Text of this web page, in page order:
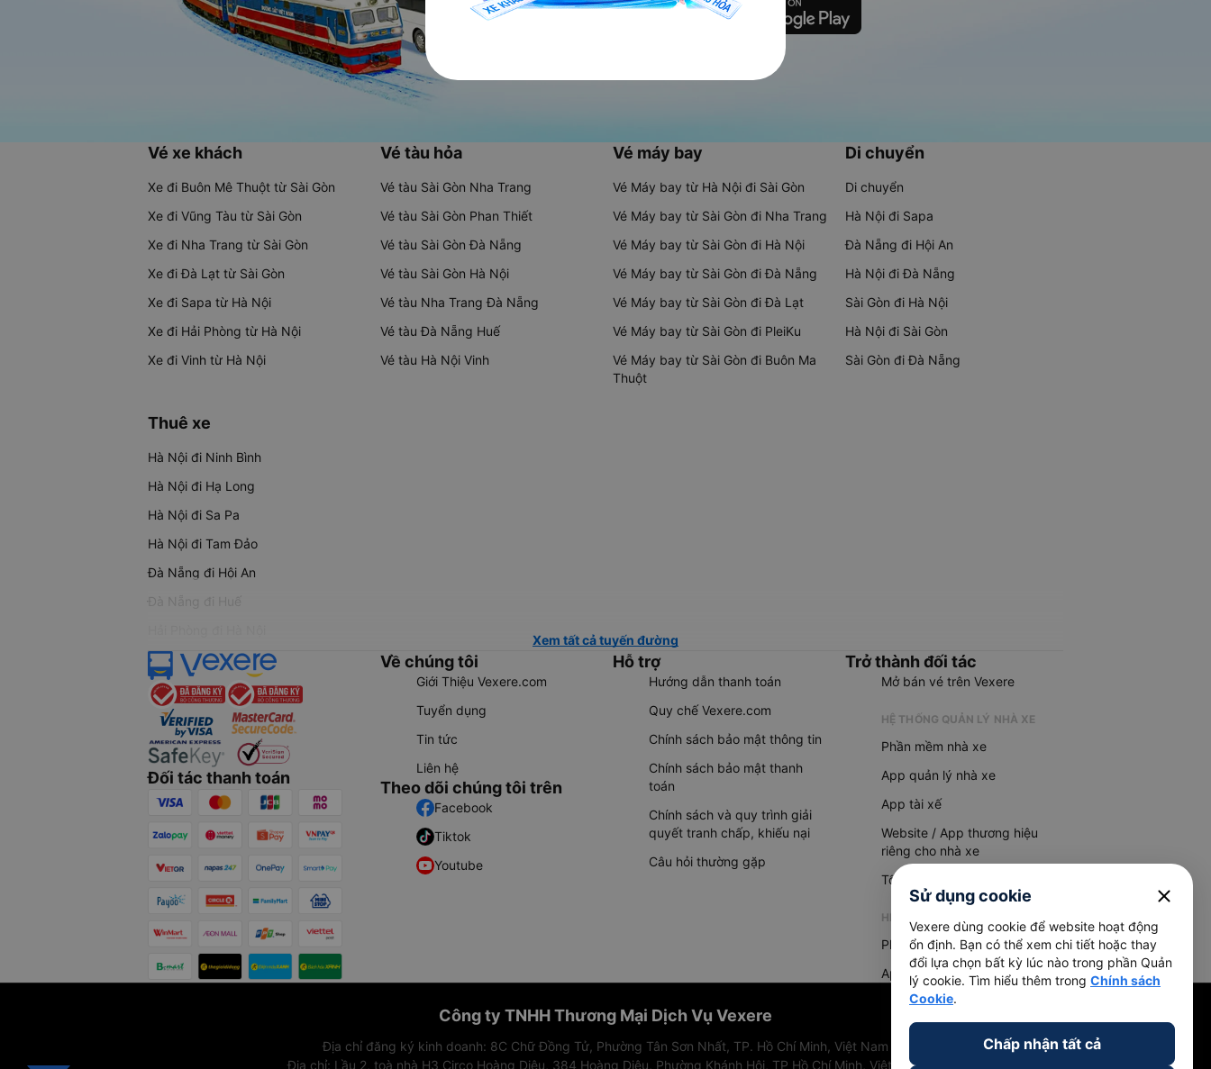
Vé xe khách
Xe đi Buôn Mê Thuột từ Sài Gòn
Xe đi Vũng Tàu từ Sài Gòn
Xe đi Nha Trang từ Sài Gòn
Xe đi Đà Lạt từ Sài Gòn
Xe đi Sapa từ Hà Nội
Xe đi Hải Phòng từ Hà Nội
Xe đi Vinh từ Hà Nội
Vé tàu hỏa
Vé tàu Sài Gòn Nha Trang
Vé tàu Sài Gòn Phan Thiết
Vé tàu Sài Gòn Đà Nẵng
Vé tàu Sài Gòn Hà Nội
Vé tàu Nha Trang Đà Nẵng
Vé tàu Đà Nẵng Huế
Vé tàu Hà Nội Vinh
Vé máy bay
Vé Máy bay từ Hà Nội đi Sài Gòn
Vé Máy bay từ Sài Gòn đi Nha Trang
Vé Máy bay từ Sài Gòn đi Hà Nội
Vé Máy bay từ Sài Gòn đi Đà Nẵng
Vé Máy bay từ Sài Gòn đi Đà Lạt
Vé Máy bay từ Sài Gòn đi PleiKu
Vé Máy bay từ Sài Gòn đi Buôn Ma
Thuột
Di chuyển
Di chuyển
Hà Nội đi Sapa
Đà Nẵng đi Hội An
Hà Nội đi Đà Nẵng
Sài Gòn đi Hà Nội
Hà Nội đi Sài Gòn
Sài Gòn đi Đà Nẵng
Thuê xe
Hà Nội đi Ninh Bình
Hà Nội đi Hạ Long
Hà Nội đi Sa Pa
Hà Nội đi Tam Đảo
Đà Nẵng đi Hội An
Đà Nẵng đi Huế
Xem tất cả tuyến đường
Đối tác thanh toán
Về chúng tôi
Giới Thiệu Vexere.com
Tuyển dụng
Tin tức
Liên hệ
Theo dõi chúng tôi trên
Facebook
Tiktok
Youtube
Hỗ trợ
Hướng dẫn thanh toán
Quy chế Vexere.com
Chính sách bảo mật thông tin
Chính sách bảo mật thanh
toán
Chính sách và quy trình giải
quyết tranh chấp, khiếu nại
Câu hỏi thường gặp
Trở thành đối tác
Mở bán vé trên Vexere
HỆ THỐNG QUẢN LÝ NHÀ XE
Phần mềm nhà xe
App quản lý nhà xe
App tài xế
Website / App thương hiệu
riêng cho nhà xe
Tổng đài AI
HỆ THỐNG QUẢN LÝ HÀNG HOÁ
Phần mềm quản lý hàng hoá
App quản lý hàng hoá
Công ty TNHH Thương Mại Dịch Vụ Vexere
Địa chỉ đăng ký kinh doanh: 8C Chữ Đồng Tử, Phường Tân Sơn Nhất, TP. Hồ Chí Minh, Việt Nam
Địa chỉ: Lầu 2, toà nhà H3 Circo Hoàng Diệu, 384 Hoàng Diệu, Phường Khánh Hội, TP Hồ Chí Minh, Việt Nam
Sử dụng cookie close
Vexere dùng cookie để website hoạt động
ổn định. Bạn có thể xem chi tiết hoặc thay
đổi lựa chọn bất kỳ lúc nào trong phần Quản
lý cookie. Tìm hiểu thêm trong Chính sách
Cookie.
Chấp nhận tất cả